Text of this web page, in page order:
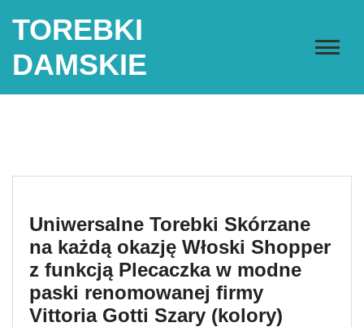
TOREBKI
DAMSKIE
Uniwersalne Torebki Skórzane
na każdą okazję Włoski Shopper
z funkcją Plecaczka w modne
paski renomowanej firmy
Vittoria Gotti Szary (kolory)